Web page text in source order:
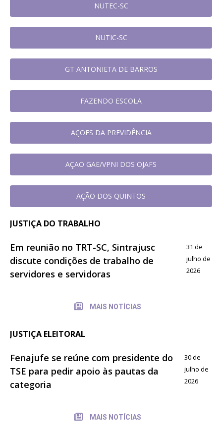
NUTEC-SC
NUTIC-SC
GT ANTONIETA DE BARROS
FAZENDO ESCOLA
AÇOES DA PREVIDÊNCIA
AÇAO GAE/VPNI DOS OJAFS
AÇÃO DOS QUINTOS
JUSTIÇA DO TRABALHO
Em reunião no TRT-SC, Sintrajusc
discute condições de trabalho de
servidores e servidoras
31 de
julho de
2026
MAIS NOTÍCIAS
JUSTIÇA ELEITORAL
Fenajufe se reúne com presidente do
TSE para pedir apoio às pautas da
categoria
30 de
julho de
2026
MAIS NOTÍCIAS